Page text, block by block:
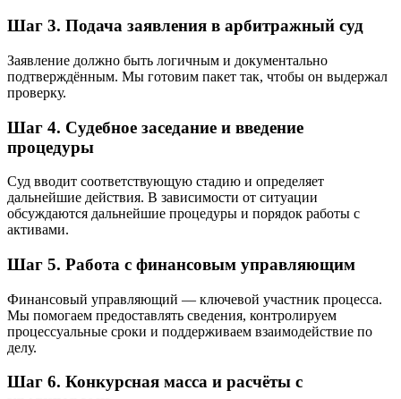
Шаг 3. Подача заявления в арбитражный суд
Заявление должно быть логичным и документально
подтверждённым. Мы готовим пакет так, чтобы он выдержал
проверку.
Шаг 4. Судебное заседание и введение
процедуры
Суд вводит соответствующую стадию и определяет
дальнейшие действия. В зависимости от ситуации
обсуждаются дальнейшие процедуры и порядок работы с
активами.
Шаг 5. Работа с финансовым управляющим
Финансовый управляющий — ключевой участник процесса.
Мы помогаем предоставлять сведения, контролируем
процессуальные сроки и поддерживаем взаимодействие по
делу.
Шаг 6. Конкурсная масса и расчёты с